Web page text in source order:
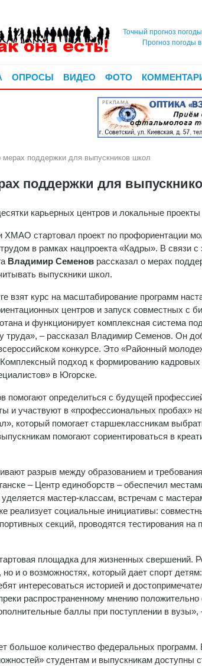
Точный прогноз
Прогноз погоды
ОПРОСЫ ВИДЕО ФОТО
РЕКЛАМА
поддержки для выпускников школ
поддержки для
карьерных центров и локальные проекты
ХМАО стартовал проект по профориентации
в рамках нацпроекта «Кадры». В связи с
Владимир Семенов рассказал о мерах
выпускники школ.
взят курс на масштабирование программ
центров и запуск совместных с
и функционирует комплексная система
труда», – рассказал Владимир Семенов. Он
конкурсе. Это «Районный
подход к формированию кадровых
в Югорске.
помогают определиться с будущей
и участвуют в «профессиональных пробах»
который помогает старшеклассникам
помогают сориентироваться в
разрыв между образованием и
– Центр единоборств – обеспечил
мастер-классам, встречам с
реализует социальные инициативы:
секций, проводятся тестирования на
площадка для жизненных свершений.
и о возможностях, который дает спорт
интересоваться историей и
распространенному мнению положительно
баллы при поступлении в вузы»,
большое количество федеральных программ.
студентам и выпускникам доступны